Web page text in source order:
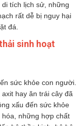
tích lịch sử, những
rất dễ bị nguy hại
đá.
sinh hoạt
sức khỏe con người.
hay ăn trái cây đã
xấu đến sức khỏe
những hợp chất